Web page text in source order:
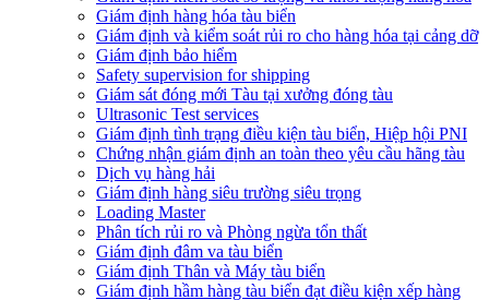
Giám định hàng hóa tàu biển
Giám định và kiểm soát rủi ro cho hàng hóa tại cảng dỡ
Giám định bảo hiểm
Safety supervision for shipping
Giám sát đóng mới Tàu tại xưởng đóng tàu
Ultrasonic Test services
Giám định tình trạng điều kiện tàu biển, Hiệp hội PNI
Chứng nhận giám định an toàn theo yêu cầu hãng tàu
Dịch vụ hàng hải
Giám định hàng siêu trường siêu trọng
Loading Master
Phân tích rủi ro và Phòng ngừa tổn thất
​Giám định đâm va tàu biển
Giám định Thân và Máy tàu biển
​Giám định hầm hàng tàu biển đạt điều kiện xếp hàng